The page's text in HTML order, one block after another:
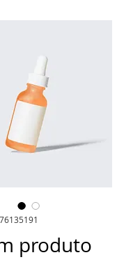
produto